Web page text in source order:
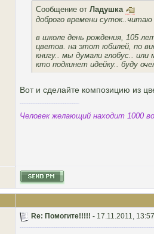
Сообщение от Ладушка
доброго времени
в школе день рождения, 105
цветов. на этот юбилей, по
книгу.. мы думали глобус..
кто подкинет идейку.. буду
Вот и сделайте композицию из
Человек желающий находит 1000
Re: Помогите!!!!! - 17.11.2011, 13:57